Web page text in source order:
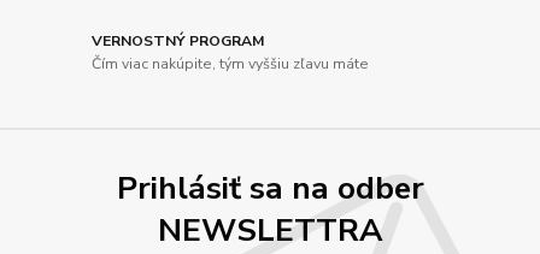
VERNOSTNÝ PROGRAM
Čím viac nakúpite, tým vyššiu zľavu máte
Prihlásiť sa na odber
NEWSLETTRA